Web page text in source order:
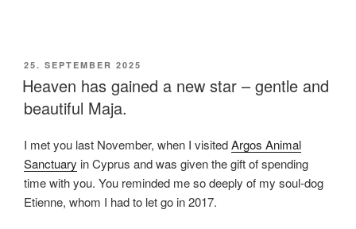
VERÖFFENTLICHT
AM
25. SEPTEMBER 2025
Heaven has gained a new star – gentle and
beautiful Maja.
I met you last November, when I visitedArgos Animal
Sanctuary in Cyprus and was given the gift of spending
time with you. You reminded me so deeply of my soul-dog
Etienne, whom I had to let go in 2017.